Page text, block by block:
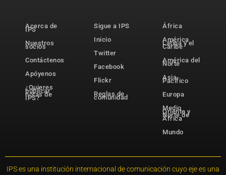
Acerca de
IPS
Nuestros
socios
Contáctenos
Apóyenos
¿Quieres
publicar
notas de
IPS?
Sigue a IPS
Inicio
Twitter
Facebook
Flickr
Reglas de
comunidad
África
América
Latina y el
Caribe
América del
Norte
Asia-
Pacífico
Europa
Medio
Oriente y
Norte de
África
Mundo
IPS es una institución internacional de comunicación cuyo eje es una